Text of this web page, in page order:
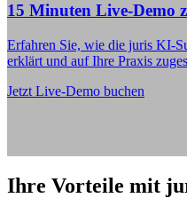
15 Minuten Live-Demo
Erfahren Sie, wie die juris KI-
erklärt und auf Ihre Praxis
Jetzt Live-Demo buchen
Ihre Vorteile mit